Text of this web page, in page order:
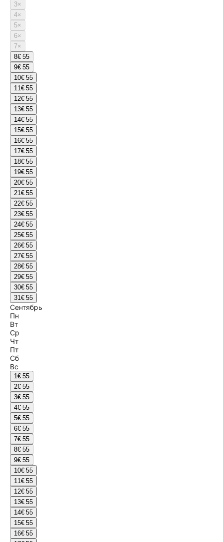
3×
4×
5×
6×
7×
8€ 55
9€ 55
10€ 55
11€ 55
12€ 55
13€ 55
14€ 55
15€ 55
16€ 55
17€ 55
18€ 55
19€ 55
20€ 55
21€ 55
22€ 55
23€ 55
24€ 55
25€ 55
26€ 55
27€ 55
28€ 55
29€ 55
30€ 55
31€ 55
Сентябрь
Пн
Вт
Ср
Чт
Пт
Сб
Вс
1€ 55
2€ 55
3€ 55
4€ 55
5€ 55
6€ 55
7€ 55
8€ 55
9€ 55
10€ 55
11€ 55
12€ 55
13€ 55
14€ 55
15€ 55
16€ 55